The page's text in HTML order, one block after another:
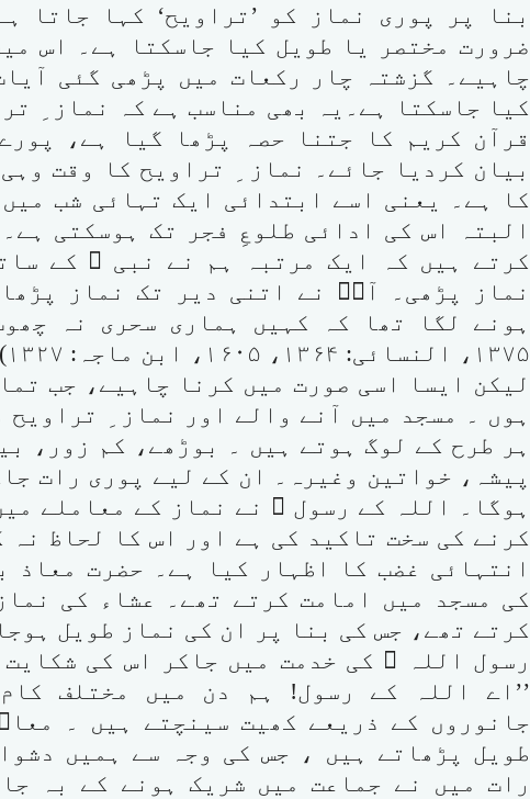
بنا پر پوری نماز کو ’تراویح‘ کہا جاتا
ضرورت مختصر یا طویل کیا جاسکتا ہے۔ اس
چاہیے۔ گزشتہ چار رکعات میں پڑھی گئی
کیا جاسکتا ہے۔یہ بھی مناسب ہے کہ نماز
قرآن کریم کا جتنا حصہ پڑھا گیا ہے،
بیان کردیا جائے۔ نماز ِ تراویح کا وقت
کا ہے۔ یعنی اسے ابتدائی ایک تہائی شب
البتہ اس کی ادائی طلوعِ فجر تک ہوسکتی
کرتے ہیں کہ ایک مرتبہ ہم نے نبی ﷺ کے
نماز پڑھی۔ آپؐ نے اتنی دیر تک نماز
ہونے لگا تھا کہ کہیں ہماری سحری نہ
۱۳۷۵، النسائی: ۱۳۶۴، ۱۶۰۵، ابن ماجہ: ۱۳۲۷)
لیکن ایسا اسی صورت میں کرنا چاہیے، جب
ہوں ۔ مسجد میں آنے والے اور نماز ِ تراویح
ہر طرح کے لوگ ہوتے ہیں ۔ بوڑھے، کم زور،
پیشہ، خواتین وغیرہ۔ ان کے لیے پوری رات
ہوگا۔ اللہ کے رسول ﷺ نے نماز کے معاملے
کرنے کی سخت تاکید کی ہے اور اس کا لحاظ نہ
انتہائی غضب کا اظہار کیا ہے۔ حضرت
کی مسجد میں امامت کرتے تھے۔ عشاء کی
کرتے تھے، جس کی بنا پر ان کی نماز طویل
رسول اللہ ﷺ کی خدمت میں جاکر اس کی
’’اے اللہ کے رسول! ہم دن میں مختلف
جانوروں کے ذریعے کھیت سینچتے ہیں ۔
طویل پڑھاتے ہیں ، جس کی وجہ سے ہمیں
رات میں نے جماعت میں شریک ہونے کے بہ